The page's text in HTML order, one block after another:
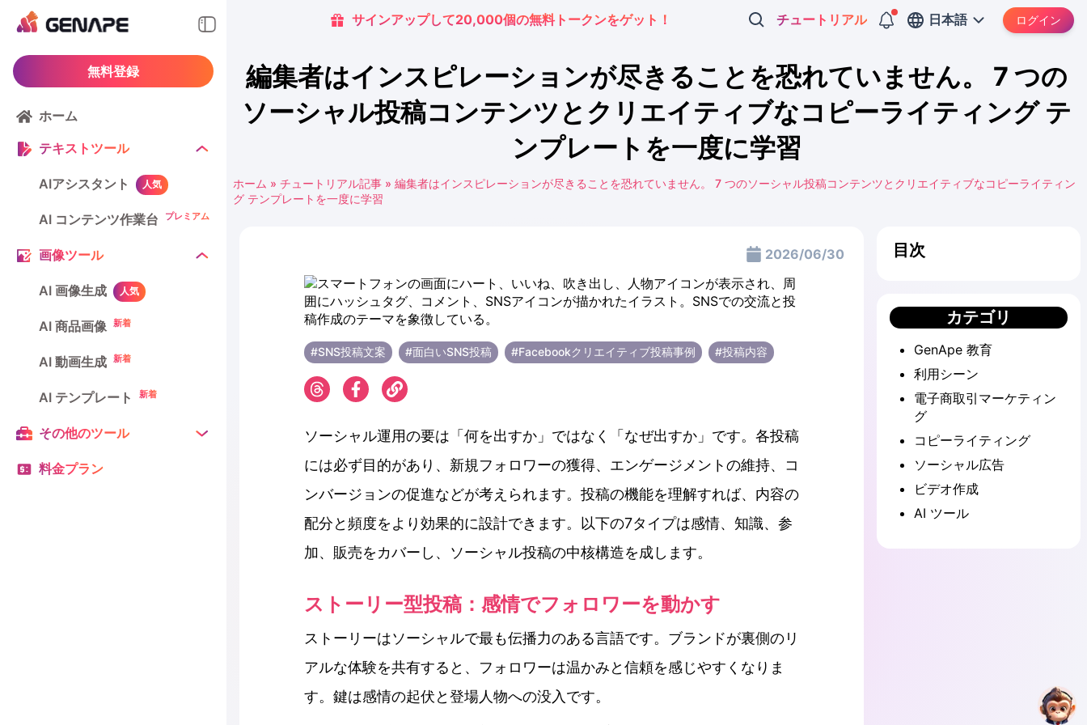
無料登録
ホーム
テキストツール
AIアシスタント 人気
AI コンテンツ作業台 プレミアム
画像ツール
AI 画像生成 人気
AI 商品画像 新着
AI 動画生成 新着
AI テンプレート 新着
その他のツール
料金プラン
サインアップして20,000個の無料トークンをゲット！ チュートリアル 日本語 ログイン
編集者はインスピレーションが尽きることを恐れていません。 7 つの
ソーシャル投稿コンテンツとクリエイティブなコピーライティング テ
ンプレートを一度に学習
ホーム » チュートリアル記事 » 編集者はインスピレーションが尽きることを恐れていません。 7 つのソーシャル投稿コンテンツとクリエイティブなコピーライティン
グ テンプレートを一度に学習
2026/06/30
#SNS投稿文案 #面白いSNS投稿 #Facebookクリエイティブ投稿事例 #投稿内容
ソーシャル運用の要は「何を出すか」ではなく「なぜ出すか」です。各投稿
には必ず目的があり、新規フォロワーの獲得、エンゲージメントの維持、コ
ンバージョンの促進などが考えられます。投稿の機能を理解すれば、内容の
配分と頻度をより効果的に設計できます。以下の7タイプは感情、知識、参
加、販売をカバーし、ソーシャル投稿の中核構造を成します。
ストーリー型投稿：感情でフォロワーを動かす
ストーリーはソーシャルで最も伝播力のある言語です。ブランドが裏側のリ
アルな体験を共有すると、フォロワーは温かみと信頼を感じやすくなりま
す。鍵は感情の起伏と登場人物への没入です。
目次
カテゴリ
GenApe 教育
利用シーン
電子商取引マーケティン
グ
コピーライティング
ソーシャル広告
ビデオ作成
AI ツール